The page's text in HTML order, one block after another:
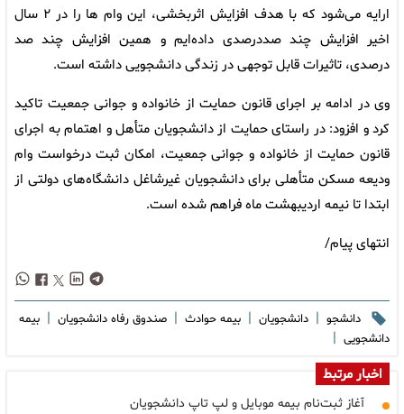
ارایه می‌شود که با هدف افزایش اثربخشی، این وام ها را در ۲ سال
اخیر افزایش چند صددرصدی داده‌ایم و همین افزایش چند صد
درصدی، تاثیرات قابل توجهی در زندگی دانشجویی داشته است.
وی در ادامه بر اجرای قانون حمایت از خانواده و جوانی جمعیت تاکید
کرد و افزود: در راستای حمایت از دانشجویان متأهل و اهتمام به اجرای
قانون حمایت از خانواده و جوانی جمعیت، امکان ثبت درخواست وام
ودیعه مسکن متأهلی برای دانشجویان غیرشاغل دانشگاه‌های دولتی از
ابتدا تا نیمه اردیبهشت ماه فراهم شده است.
انتهای پیام/
دانشجو | دانشجویان | بیمه حوادث | صندوق رفاه دانشجویان | بیمه
دانشجویی |
اخبار مرتبط
آغاز ثبت‌نام بیمه موبایل و لپ تاپ دانشجویان